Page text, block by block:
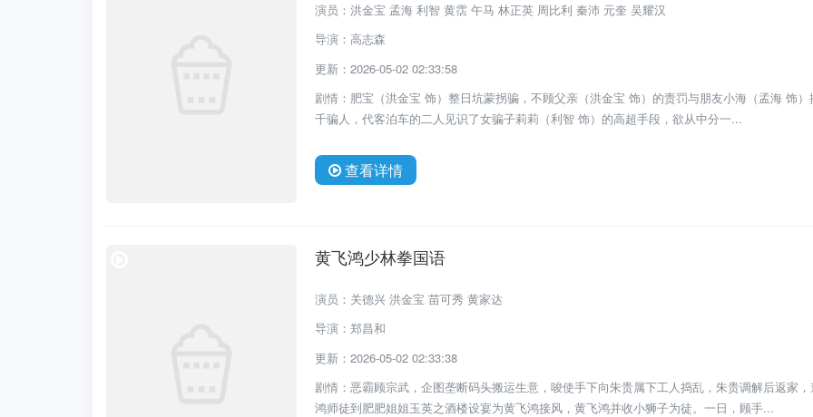
演员：洪金宝 孟海 利智 黄霑 午马 林正英 周比利 秦沛 元奎 吴耀汉
导演：高志森
更新：2026-05-02 02:33:58
剧情：肥宝（洪金宝 饰）整日坑蒙拐骗，不顾父亲（洪金宝 饰）的责罚与朋友小海（孟海 饰）
千骗人，代客泊车的二人见识了女骗子莉莉（利智 饰）的高超手段，欲从中分一...
查看详情
电影
黄飞鸿少林拳国语
演员：关德兴 洪金宝 苗可秀 黄家达
导演：郑昌和
更新：2026-05-02 02:33:38
剧情：恶霸顾宗武，企图垄断码头搬运生意，唆使手下向朱贵属下工人捣乱，朱贵调解后返家
鸿师徒到肥肥姐姐玉英之酒楼设宴为黄飞鸿接风，黄飞鸿并收小狮子为徒。一日，顾手...